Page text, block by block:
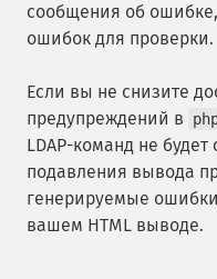
сообщения об
ошибок для проверки.
Если вы не снизите
предупреждений в
LDAP-команд не
подавления вывода
генерируемые ошибки
вашем HTML выводе.